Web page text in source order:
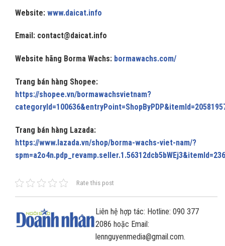
Website: www.daicat.info
Email: contact@daicat.info
Website hãng Borma Wachs: bormawachs.com/
Trang bán hàng Shopee:
https://shopee.vn/bormawachsvietnam?
Trang bán hàng Lazada:
https://www.lazada.vn/shop/borma-wachs-viet-nam/?
Rate this post
Liên hệ hợp tác: Hotline: 090 377
2086 hoặc Email:
lennguyenmedia@gmail.com.